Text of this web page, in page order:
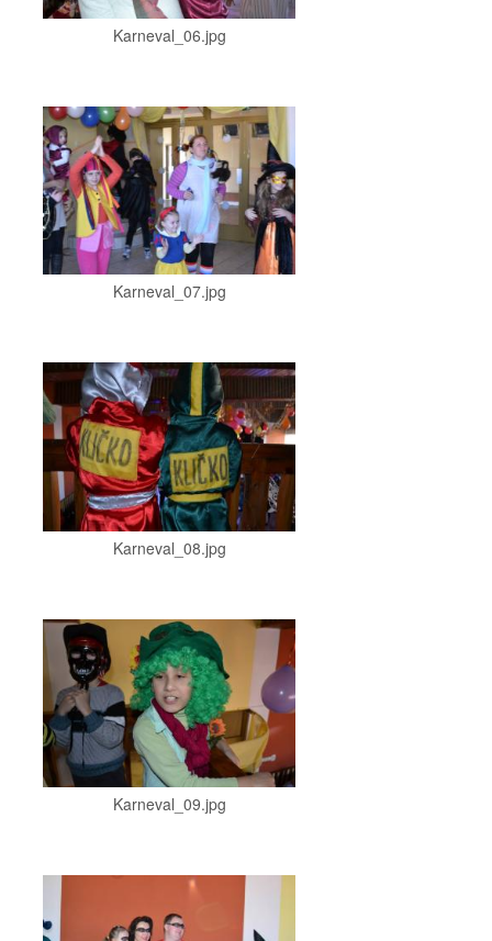
Karneval_06.jpg
Karneval_07.jpg
Karneval_08.jpg
Karneval_09.jpg